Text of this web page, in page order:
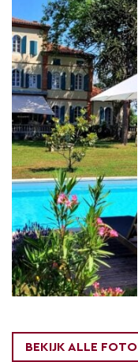
Tarn.Kleinschalig
ontsnap je aan de
tweeën lekker weg
voor een paar
kamers voor
Grote, lichte kamers
Franse grandeur
le château! De
de natuurstenen
tijden. De allure en
BEKIJK ALLE